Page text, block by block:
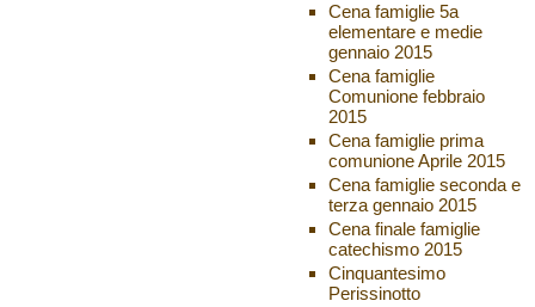
Cena famiglie 5a
elementare e medie
gennaio 2015
Cena famiglie
Comunione febbraio
2015
Cena famiglie prima
comunione Aprile 2015
Cena famiglie seconda e
terza gennaio 2015
Cena finale famiglie
catechismo 2015
Cinquantesimo
Perissinotto